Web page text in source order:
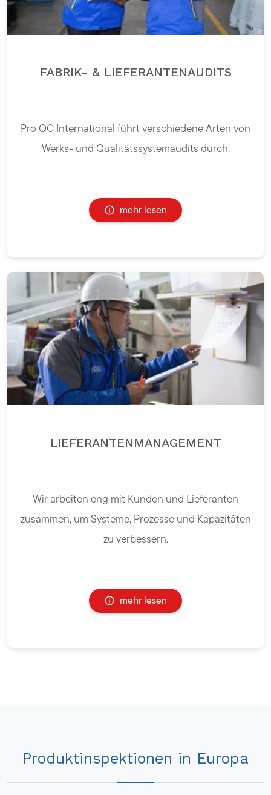
FABRIK- & LIEFERANTENAUDITS
Pro QC International führt verschiedene Arten von
Werks- und Qualitätssystemaudits durch.
mehr lesen
LIEFERANTENMANAGEMENT
Wir arbeiten eng mit Kunden und Lieferanten
zusammen, um Systeme, Prozesse und Kapazitäten
zu verbessern.
mehr lesen
Produktinspektionen in Europa